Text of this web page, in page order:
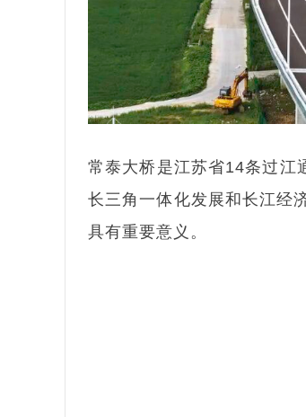
常泰大桥是江苏省14条过江
长三角一体化发展和长江经
具有重要意义。